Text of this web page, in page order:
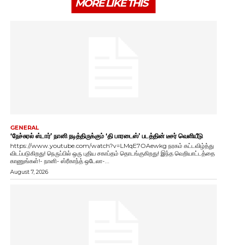
MORE LIKE THIS
GENERAL
‘நேச்சுரல் ஸ்டார்’ நானி நடித்திருக்கும் ‘தி பாரடைஸ்’ படத்தின் டீசர் வெளியீடு
https://www.youtube.com/watch?v=LMqE7OAewkg நரகம் கட்டவிழ்த்து
விடப்படுகிறது! நெருப்பில் ஒரு புதிய சகாப்தம் தொடங்குகிறது! இந்த வெறியாட்டத்தை
காணுங்கள்!- நானி- ஸ்ரீகாந்த் ஒடேலா-...
August 7, 2026